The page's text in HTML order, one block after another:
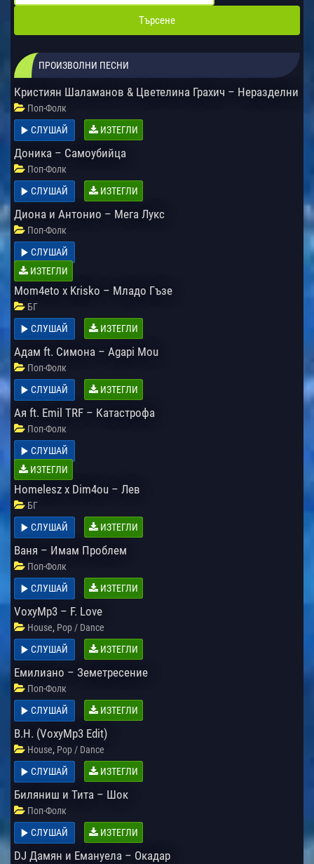
ПРОИЗВОЛНИ ПЕСНИ
Кристиян Шаламанов & Цветелина Грахич – Неразделни
Поп-Фолк
СЛУШАЙ
ИЗТЕГЛИ
Доника – Самоубийца
Поп-Фолк
СЛУШАЙ
ИЗТЕГЛИ
Диона и Антонио – Мега Лукс
Поп-Фолк
СЛУШАЙ
ИЗТЕГЛИ
Mom4eto x Krisko – Младо Гъзе
БГ
СЛУШАЙ
ИЗТЕГЛИ
Адам ft. Симона – Agapi Mou
Поп-Фолк
СЛУШАЙ
ИЗТЕГЛИ
Ая ft. Emil TRF – Катастрофа
Поп-Фолк
СЛУШАЙ
ИЗТЕГЛИ
Homelesz x Dim4ou – Лев
БГ
СЛУШАЙ
ИЗТЕГЛИ
Ваня – Имам Проблем
Поп-Фолк
СЛУШАЙ
ИЗТЕГЛИ
VoxyMp3 – F. Love
House, Pop / Dance
СЛУШАЙ
ИЗТЕГЛИ
Емилиано – Земетресение
Поп-Фолк
СЛУШАЙ
ИЗТЕГЛИ
B.H. (VoxyMp3 Edit)
House, Pop / Dance
СЛУШАЙ
ИЗТЕГЛИ
Биляниш и Тита – Шок
Поп-Фолк
СЛУШАЙ
ИЗТЕГЛИ
DJ Дамян и Емануела – Окадар